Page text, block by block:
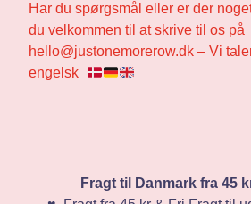
Har du spørgsmål eller er der
du velkommen til at skrive til os på
hello@justonemorerow.dk – Vi
engelsk
Fragt til Danmark fra 45